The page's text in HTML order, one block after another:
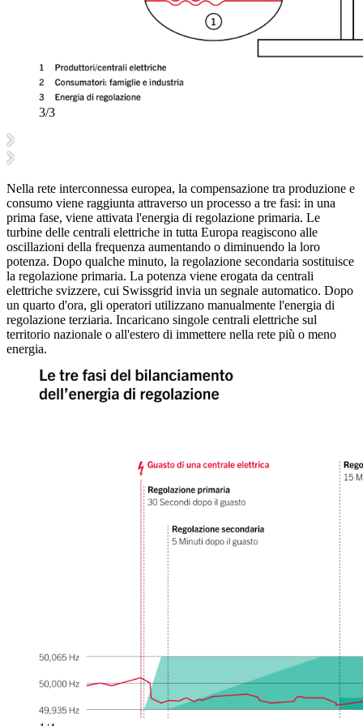
3/3
Nella rete interconnessa europea, la compensazione tra produzione e
consumo viene raggiunta attraverso un processo a tre fasi: in una
prima fase, viene attivata l'energia di regolazione primaria. Le
turbine delle centrali elettriche in tutta Europa reagiscono alle
oscillazioni della frequenza aumentando o diminuendo la loro
potenza. Dopo qualche minuto, la regolazione secondaria sostituisce
la regolazione primaria. La potenza viene erogata da centrali
elettriche svizzere, cui Swissgrid invia un segnale automatico. Dopo
un quarto d'ora, gli operatori utilizzano manualmente l'energia di
regolazione terziaria. Incaricano singole centrali elettriche sul
territorio nazionale o all'estero di immettere nella rete più o meno
energia.